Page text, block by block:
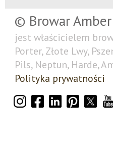
© Browar
jest właścicielem
Porter, Złote Lwy,
Pils, Neptun, Harde,
Polityka prywatności